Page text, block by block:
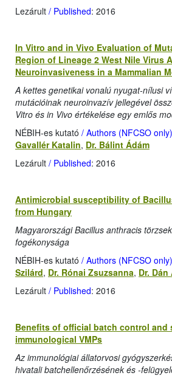
Lezárult / Published: 2016
In Vitro and in Vivo Evaluation of
Region of Lineage 2 West Nile Virus
Neuroinvasiveness in a Mammalian
A kettes genetikai vonalú nyugat-nílusi
mutációinak neuroinvazív jellegével
Vitro és in Vivo értékelése egy emlős
NÉBIH-es kutató / Authors (NFCSO only)
Gavallér Katalin, Dr. Bálint Ádám
Lezárult / Published: 2016
Antimicrobial susceptibility of
from Hungary
Magyarországi Bacillus anthracis
fogékonysága
NÉBIH-es kutató / Authors (NFCSO only)
Szilárd, Dr. Rónai Zsuzsanna, Dr. Dán
Lezárult / Published: 2016
Benefits of official batch control and
immunological VMPs
Az immunológiai állatorvosi
hivatali batchellenőrzésének és -